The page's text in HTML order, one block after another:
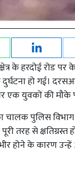
के हरदोई रोड
हो गई।
एक युवकों की मौके
चालक पुलिस
तरह से
होने के कारण